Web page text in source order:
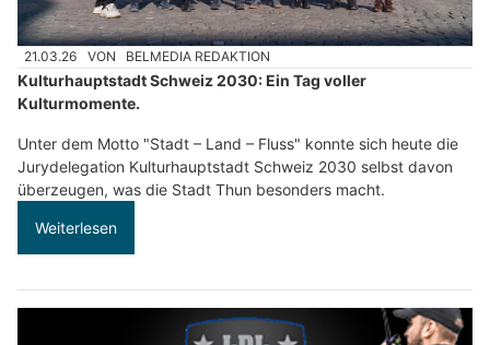
21.03.26 VON BELMEDIA REDAKTION
Kulturhauptstadt Schweiz 2030: Ein Tag voller
Kulturmomente.
Unter dem Motto "Stadt – Land – Fluss" konnte sich heute die
Jurydelegation Kulturhauptstadt Schweiz 2030 selbst davon
überzeugen, was die Stadt Thun besonders macht.
Weiterlesen